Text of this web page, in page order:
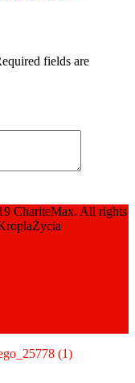
fields are
ChariteMax. All rights
(1)